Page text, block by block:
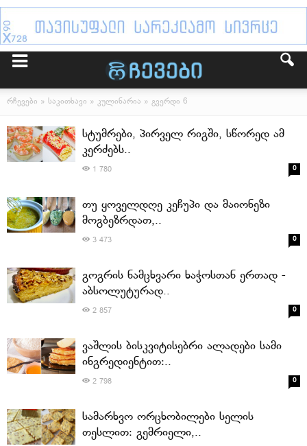
რჩევები » საკითხავი » კულინარია » გვერდი 6
სტუმრები, პირველ რიგში, სწორედ ამ
კერძებს..
1 780 0
თუ ყოველდღე კეჩუპი და მაიონეზი
მოგბეზრდათ,..
3 473 0
გოგრის ნამცხვარი ხაჭოსთან ერთად -
აბსოლუტურად..
2 857 0
ვაშლის ბისკვიტისებრი ალადები სამი
ინგრედიენტით:..
2 798 0
სამარხვო ორცხობილები სელის
თესლით: გემრიელი,..